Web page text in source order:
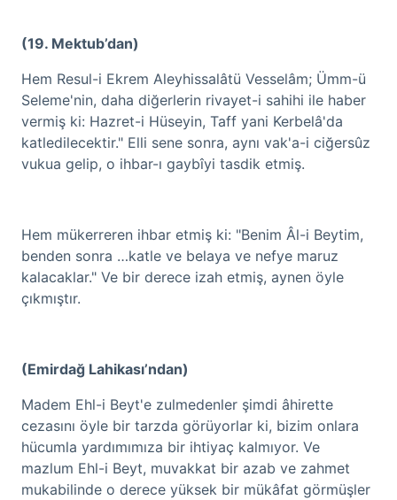
(19. Mektub’dan)
Hem Resul-i Ekrem Aleyhissalâtü Vesselâm; Ümm-ü
Seleme'nin, daha diğerlerin rivayet-i sahihi ile haber
vermiş ki: Hazret-i Hüseyin, Taff yani Kerbelâ'da
katledilecektir." Elli sene sonra, aynı vak'a-i ciğersûz
vukua gelip, o ihbar-ı gaybîyi tasdik etmiş.
Hem mükerreren ihbar etmiş ki: "Benim Âl-i Beytim,
benden sonra …katle ve belaya ve nefye maruz
kalacaklar." Ve bir derece izah etmiş, aynen öyle
çıkmıştır.
(Emirdağ Lahikası’ndan)
Madem Ehl-i Beyt'e zulmedenler şimdi âhirette
cezasını öyle bir tarzda görüyorlar ki, bizim onlara
hücumla yardımımıza bir ihtiyaç kalmıyor. Ve
mazlum Ehl-i Beyt, muvakkat bir azab ve zahmet
mukabilinde o derece yüksek bir mükâfat görmüşler